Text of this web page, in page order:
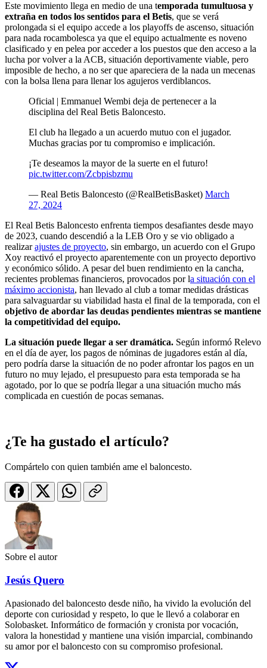
Este movimiento llega en medio de una temporada tumultuosa y
extraña en todos los sentidos para el Betis, que se verá
prolongada si el equipo accede a los playoffs de ascenso, situación
para nada rocambolesca ya que el equipo actualmente es noveno
clasificado y en pelea por acceder a los puestos que den acceso a la
lucha por volver a la ACB, situación deportivamente viable, pero
imposible de hecho, a no ser que apareciera de la nada un mecenas
con la bolsa llena para llenar los agujeros verdiblancos.
Oficial | Emmanuel Wembi deja de pertenecer a la
disciplina del Real Betis Baloncesto.
El club ha llegado a un acuerdo mutuo con el jugador.
Muchas gracias por tu compromiso e implicación.
¡Te deseamos la mayor de la suerte en el futuro!
pic.twitter.com/Zcbpisbzmu
— Real Betis Baloncesto (@RealBetisBasket) March
27, 2024
El Real Betis Baloncesto enfrenta tiempos desafiantes desde mayo
de 2023, cuando descendió a la LEB Oro y se vio obligado a
realizarajustes de proyecto, sin embargo, un acuerdo con el Grupo
Xoy reactivó el proyecto aparentemente con un proyecto deportivo
y económico sólido. A pesar del buen rendimiento en la cancha,
recientes problemas financieros, provocados por la situación con el
máximo accionista, han llevado al club a tomar medidas drásticas
para salvaguardar su viabilidad hasta el final de la temporada, con el
objetivo de abordar las deudas pendientes mientras se mantiene
la competitividad del equipo.
La situación puede llegar a ser dramática. Según informó Relevo
en el día de ayer, los pagos de nóminas de jugadores están al día,
pero podría darse la situación de no poder afrontar los pagos en un
futuro no muy lejado, el presupuesto para esta temporada se ha
agotado, por lo que se podría llegar a una situación mucho más
complicada en cuestión de pocas semanas.
¿Te ha gustado el artículo?
Compártelo con quien también ame el baloncesto.
Sobre el autor
Jesús Quero
Apasionado del baloncesto desde niño, ha vivido la evolución del
deporte con curiosidad y respeto, lo que le llevó a colaborar en
Solobasket. Informático de formación y cronista por vocación,
valora la honestidad y mantiene una visión imparcial, combinando
su amor por el baloncesto con su compromiso profesional.